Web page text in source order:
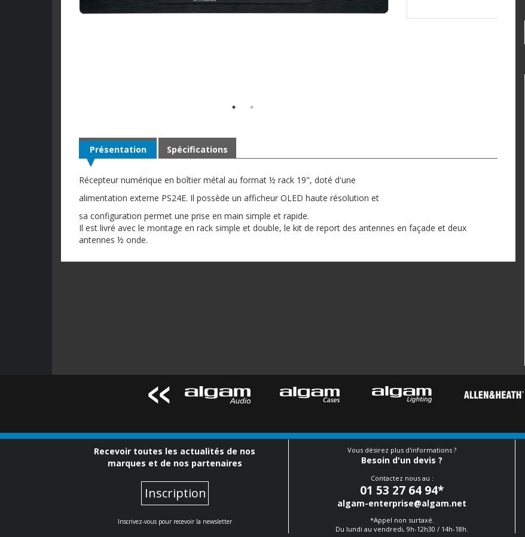
Présentation
Récepteur numérique en boîtier métal au format ½ rack 19", doté d'une
alimentation externe PS24E. Il possède un afficheur OLED haute résolution et
sa configuration permet une prise en main simple et rapide.
Il est livré avec le montage en rack simple et double, le kit de report des antennes en façade et deux
antennes ½ onde.
Spécifications
Recevoir toutes les actualités de nos
marques et de nos partenaires
Inscription
Inscrivez-vous pour recevoir la newsletter
Vous désirez plus d'informations ?
Besoin d'un devis ?
Contactez nous au :
01 53 27 64 94*
algam-enterprise@algam.net
*Appel non surtaxé.
Du lundi au vendredi, 9h-12h30 / 14h-18h.